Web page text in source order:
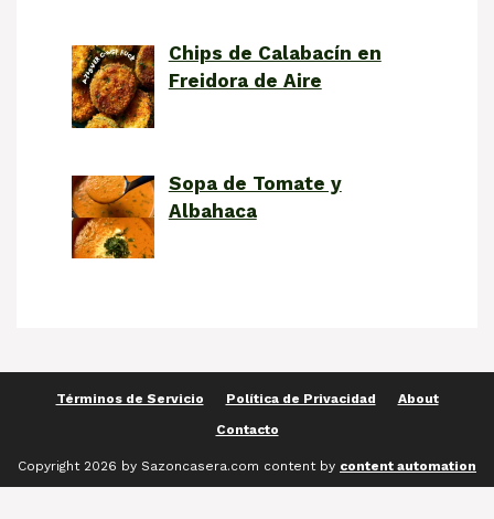
Chips de Calabacín en
Freidora de Aire
Sopa de Tomate y
Albahaca
Términos de Servicio Política de Privacidad
About
Contacto
Copyright 2026 by Sazoncasera.com content by content automation